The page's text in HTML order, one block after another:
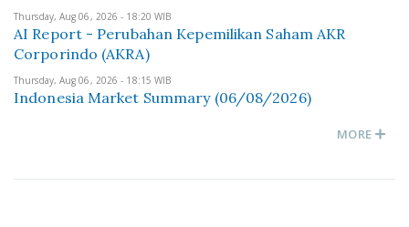
Thursday, Aug 06, 2026 - 18:20 WIB
AI Report - Perubahan Kepemilikan Saham AKR
Corporindo (AKRA)
Thursday, Aug 06, 2026 - 18:15 WIB
Indonesia Market Summary (06/08/2026)
MORE